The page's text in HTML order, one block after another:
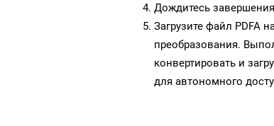
Дождитесь
Загрузите файл PDFA
преобразования.
конвертировать и
для автономного